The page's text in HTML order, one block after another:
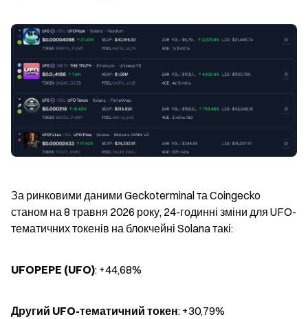
За ринковими даними Geckoterminal та Coingecko
станом на 8 травня 2026 року, 24-годинні зміни для UFO-
тематичних токенів на блокчейні Solana такі:
UFOPEPE (UFO): +44,68%
Другий UFO-тематичний токен: +30,79%